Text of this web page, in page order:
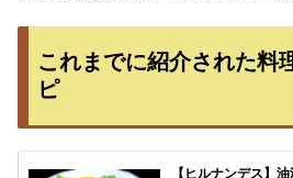
これまでに紹介された料
ピ
【ヒルナンデス】